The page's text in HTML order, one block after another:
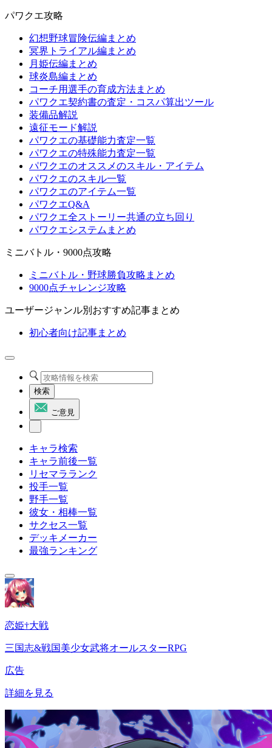
パワクエ攻略
幻想野球冒険伝編まとめ
冥界トライアル編まとめ
月姫伝編まとめ
球炎島編まとめ
コーチ用選手の育成方法まとめ
パワクエ契約書の査定・コスパ算出ツール
装備品解説
遠征モード解説
パワクエの基礎能力査定一覧
パワクエの特殊能力査定一覧
パワクエのオススメのスキル・アイテム
パワクエのスキル一覧
パワクエのアイテム一覧
パワクエQ&A
パワクエ全ストーリー共通の立ち回り
パワクエシステムまとめ
ミニバトル・9000点攻略
ミニバトル・野球勝負攻略まとめ
9000点チャレンジ攻略
ユーザージャンル別おすすめ記事まとめ
初心者向け記事まとめ
検索
ご意見
キャラ検索
キャラ前後一覧
リセマラランク
投手一覧
野手一覧
彼女・相棒一覧
サクセス一覧
デッキメーカー
最強ランキング
恋姫†大戦
三国志&戦国美少女武将オールスターRPG
広告
詳細を見る